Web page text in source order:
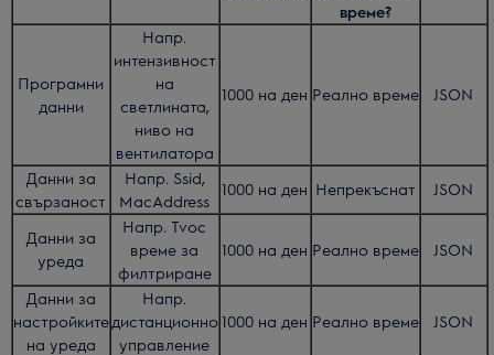
време?
Програмни
данни
Напр.
интензивност
на
светлината,
ниво на
вентилатора
1000 на ден Реално време JSON
Данни за
свързаност
Напр. Ssid,
MacAddress
1000 на ден Непрекъснат JSON
Данни за
уреда
Напр. Tvoc
време за
филтриране
1000 на ден Реално време JSON
Данни за
настройките
на уреда
Напр.
дистанционно
управление
1000 на ден Реално време JSON